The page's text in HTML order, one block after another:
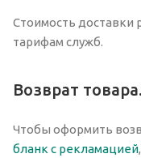
Стоимость доставки
тарифам служб.
Возврат товара.
Чтобы оформить
бланк с рекламацией